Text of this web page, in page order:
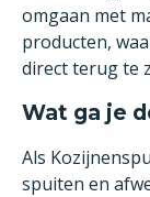
omgaan met
producten,
direct terug te
Wat ga je
Als
spuiten en